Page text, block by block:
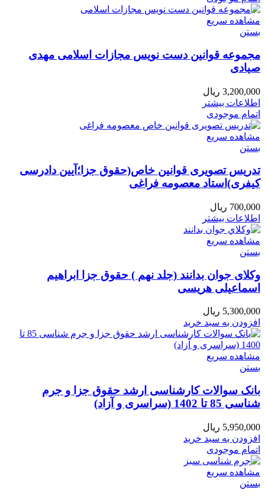
مشاهده سریع
بستن
مجموعه قوانین دست نویس مجازات اسلامی مهدی
صیادی
3,200,000 ریال
اطلاعات بیشتر
اتمام موجودی
مشاهده سریع
بستن
تدریس تصویری قوانین خاص(حقوق جزا؛آیین دادرسی
کیفری)استاد معصومه فراغی
700,000 ریال
اطلاعات بیشتر
مشاهده سریع
بستن
وکلای جوان بدانند (جلد نهم ) حقوق جزا ابراهیم
اسماعیلی هریسی
5,300,000 ریال
افزودن به سبد خرید
مشاهده سریع
بستن
بانک سوالات کارشناسی ارشد حقوق جزا و جرم
شناسی 85 تا 1402 (سراسری و آزاد)
5,950,000 ریال
افزودن به سبد خرید
اتمام موجودی
مشاهده سریع
بستن